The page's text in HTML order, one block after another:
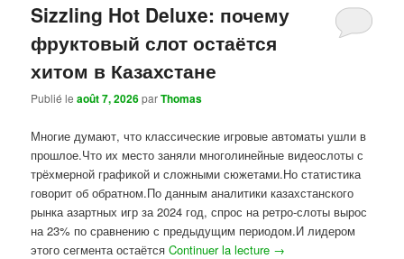
Sizzling Hot Deluxe: почему
фруктовый слот остаётся
хитом в Казахстане
Publié leaoût 7, 2026parThomas
Многие думают, что классические игровые автоматы ушли в
прошлое.Что их место заняли многолинейные видеослоты с
трёхмерной графикой и сложными сюжетами.Но статистика
говорит об обратном.По данным аналитики казахстанского
рынка азартных игр за 2024 год, спрос на ретро-слоты вырос
на 23% по сравнению с предыдущим периодом.И лидером
этого сегмента остаётсяContinuer la lecture →